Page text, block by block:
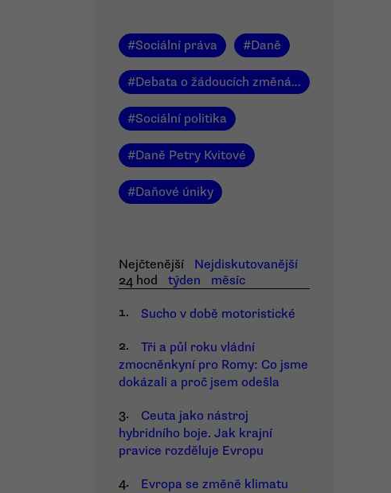
#Sociální práva #Daně
#Debata o žádoucích změnách
#Sociální politika
#Daně Petry Kvitové
#Daňové úniky
Nejčtenější
Nejdiskutovanější
24 hod
týden
měsíc
1.
Sucho v době motoristické
2.
Tři a půl roku vládní
zmocněnkyní pro Romy: Co jsme
dokázali a proč jsem odešla
3.
Ceuta jako nástroj
hybridního boje. Jak krajní
pravice rozděluje Evropu
4.
Evropa se změně klimatu